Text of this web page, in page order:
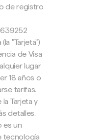
de registro
"Tarjeta")
de Visa
lugar
18 años o
tarifas.
Tarjeta y
detalles.
es un
tecnología